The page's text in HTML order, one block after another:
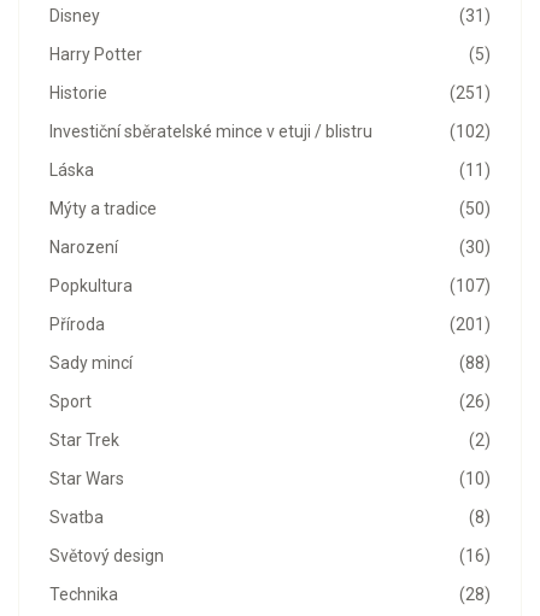
(31)
Disney
(5)
Harry Potter
(251)
Historie
(102)
Investiční sběratelské mince v etuji / blistru
(11)
Láska
(50)
Mýty a tradice
(30)
Narození
(107)
Popkultura
(201)
Příroda
(88)
Sady mincí
(26)
Sport
(2)
Star Trek
(10)
Star Wars
(8)
Svatba
(16)
Světový design
(28)
Technika